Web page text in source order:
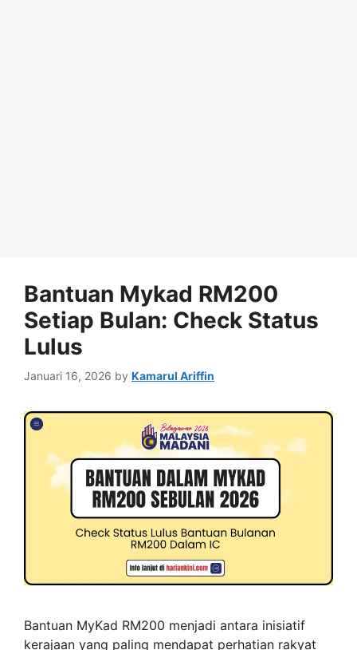
Bantuan Mykad RM200
Setiap Bulan: Check Status
Lulus
Januari 16, 2026 by Kamarul Ariffin
Bantuan MyKad RM200 menjadi antara inisiatif
kerajaan yang paling mendapat perhatian rakyat